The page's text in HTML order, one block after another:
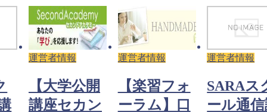
運営者情報
【大学公開
講座セカン
運営者情報
【楽習フォ
ーラム】口
運営者情報
SARAス
ール通